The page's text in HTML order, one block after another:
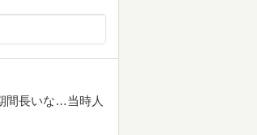
間長いな…当時人